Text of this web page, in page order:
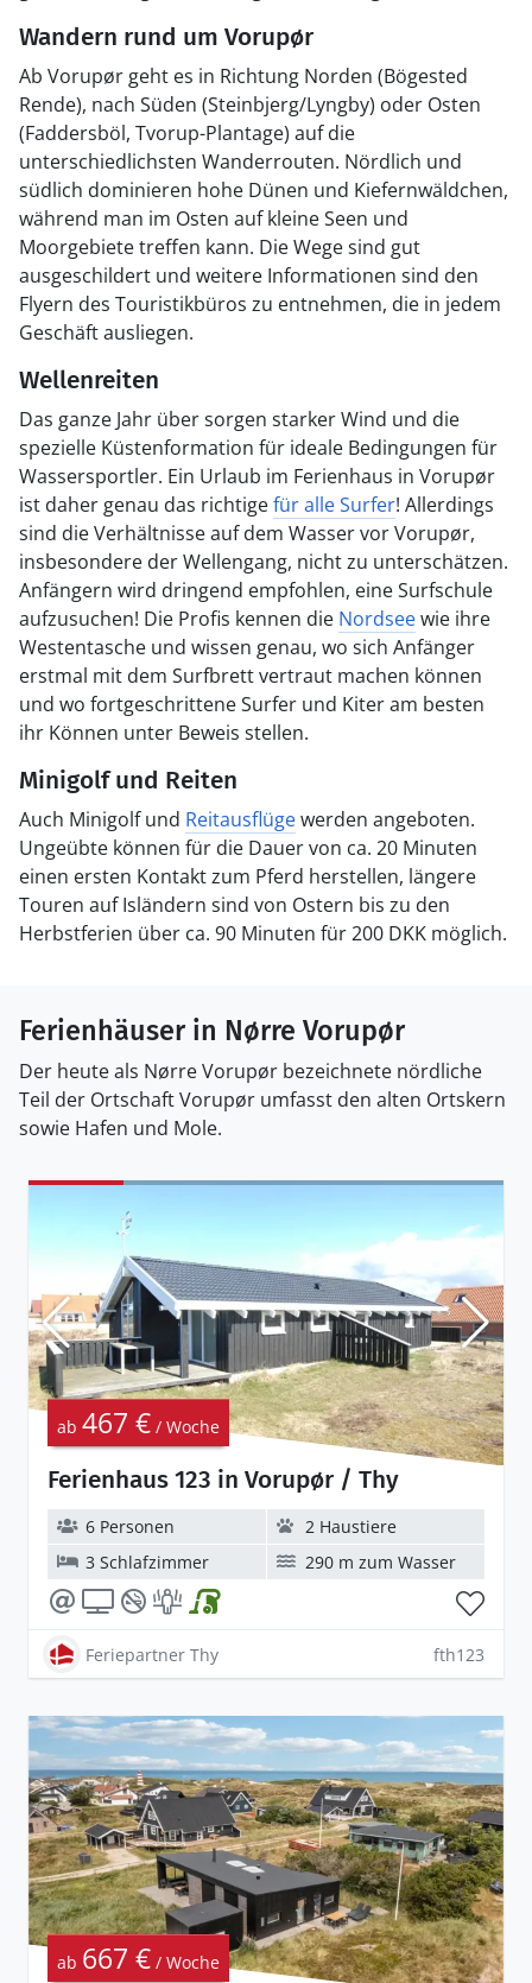
Wandern rund um Vorupør
Ab Vorupør geht es in Richtung Norden (Bögested
Rende), nach Süden (Steinbjerg/Lyngby) oder Osten
(Faddersböl, Tvorup-Plantage) auf die
unterschiedlichsten Wanderrouten. Nördlich und
südlich dominieren hohe Dünen und Kiefernwäldchen,
während man im Osten auf kleine Seen und
Moorgebiete treffen kann. Die Wege sind gut
ausgeschildert und weitere Informationen sind den
Flyern des Touristikbüros zu entnehmen, die in jedem
Geschäft ausliegen.
Wellenreiten
Das ganze Jahr über sorgen starker Wind und die
spezielle Küstenformation für ideale Bedingungen für
Wassersportler. Ein Urlaub im Ferienhaus in Vorupør
ist daher genau das richtigefür alle Surfer! Allerdings
sind die Verhältnisse auf dem Wasser vor Vorupør,
insbesondere der Wellengang, nicht zu unterschätzen.
Anfängern wird dringend empfohlen, eine Surfschule
aufzusuchen! Die Profis kennen die Nordseewie ihre
Westentasche und wissen genau, wo sich Anfänger
erstmal mit dem Surfbrett vertraut machen können
und wo fortgeschrittene Surfer und Kiter am besten
ihr Können unter Beweis stellen.
Minigolf und Reiten
Auch Minigolf und Reitausflügewerden angeboten.
Ungeübte können für die Dauer von ca. 20 Minuten
einen ersten Kontakt zum Pferd herstellen, längere
Touren auf Isländern sind von Ostern bis zu den
Herbstferien über ca. 90 Minuten für 200 DKK möglich.
Ferienhäuser in Nørre Vorupør
Der heute als Nørre Vorupør bezeichnete nördliche
Teil der Ortschaft Vorupør umfasst den alten Ortskern
sowie Hafen und Mole.
Ferienhaus 123 in Vorupør / Thy
ab 467 € / Woche
6 Personen
2 Haustiere
3 Schlafzimmer
290 m zum Wasser
Feriepartner Thy fth123
ab 667 € / Woche